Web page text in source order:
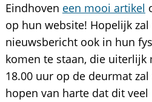
Eindhoven een mooi artikel
op hun website! Hopelijk
nieuwsbericht ook in hun
komen te staan, die uiterlijk
18.00 uur op de deurmat
hopen van harte dat dit veel